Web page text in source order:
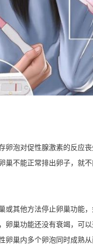
卵泡对促性腺激素的反应
巢不能正常排出卵子，就
或其他方法停止卵巢功能
卵巢功能还没有衰竭，可
卵巢内多个卵泡同时成熟